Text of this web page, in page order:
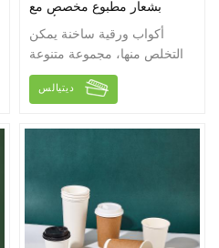
بشعار مطبوع مخصص مع
أكواب ورقية ساخنة يمكن
التخلص منها، مجموعة متنوعة
من المواصفات للاختيار من
بينها، يمكن طباعة الشعار،
ديتيالس